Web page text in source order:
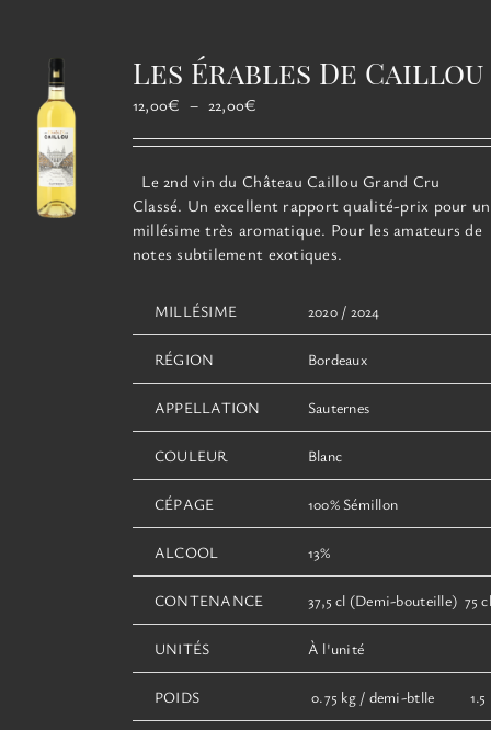
peuvent
sur
du
produit
Les Érables De Caillou
12,00€ – 22,00€
prix :
12,00€
à
22,00€
Le 2nd vin du Château Caillou Grand Cru
Classé. Un excellent rapport qualité-prix pour un
millésime très aromatique. Pour les amateurs de
notes subtilement exotiques.
MILLÉSIME 2020 / 2024
RÉGION Bordeaux
APPELLATION Sauternes
COULEUR Blanc
CÉPAGE 100% Sémillon
ALCOOL 13%
CONTENANCE 37,5 cl (Demi-bouteille) 75
UNITÉS À l'unité
POIDS 0.75 kg / demi-btlle 1.5